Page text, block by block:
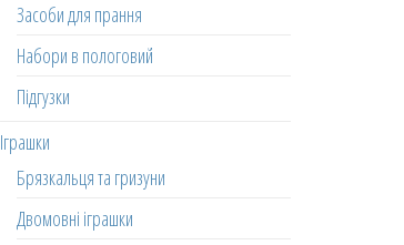
Засоби для прання
Набори в пологовий
Підгузки
Іграшки
Брязкальця та гризуни
Двомовні іграшки